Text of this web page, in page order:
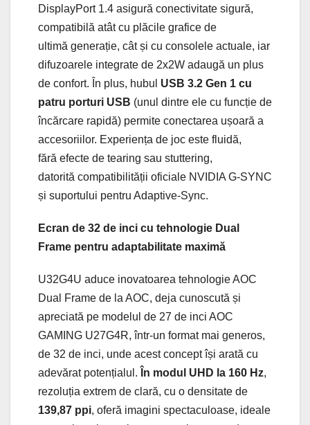
DisplayPort 1.4 asigură conectivitate sigură,
compatibilă atât cu plăcile grafice de
ultimă generație, cât și cu consolele actuale, iar
difuzoarele integrate de 2x2W adaugă un plus
de confort. În plus, hubul USB 3.2 Gen 1 cu
patru porturi USB (unul dintre ele cu funcție de
încărcare rapidă) permite conectarea ușoară a
accesoriilor. Experiența de joc este fluidă,
fără efecte de tearing sau stuttering,
datorită compatibilității oficiale NVIDIA G-SYNC
și suportului pentru Adaptive-Sync.
Ecran de 32 de inci cu tehnologie Dual
Frame pentru adaptabilitate maximă
U32G4U aduce inovatoarea tehnologie AOC
Dual Frame de la AOC, deja cunoscută și
apreciată pe modelul de 27 de inci AOC
GAMING U27G4R, într-un format mai generos,
de 32 de inci, unde acest concept își arată cu
adevărat potențialul. În modul UHD la 160 Hz,
rezoluția extrem de clară, cu o densitate de
139,87 ppi, oferă imagini spectaculoase, ideale